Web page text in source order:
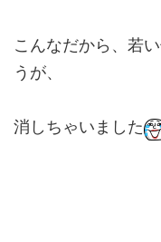
こんなだから、若
うが、
消しちゃいました